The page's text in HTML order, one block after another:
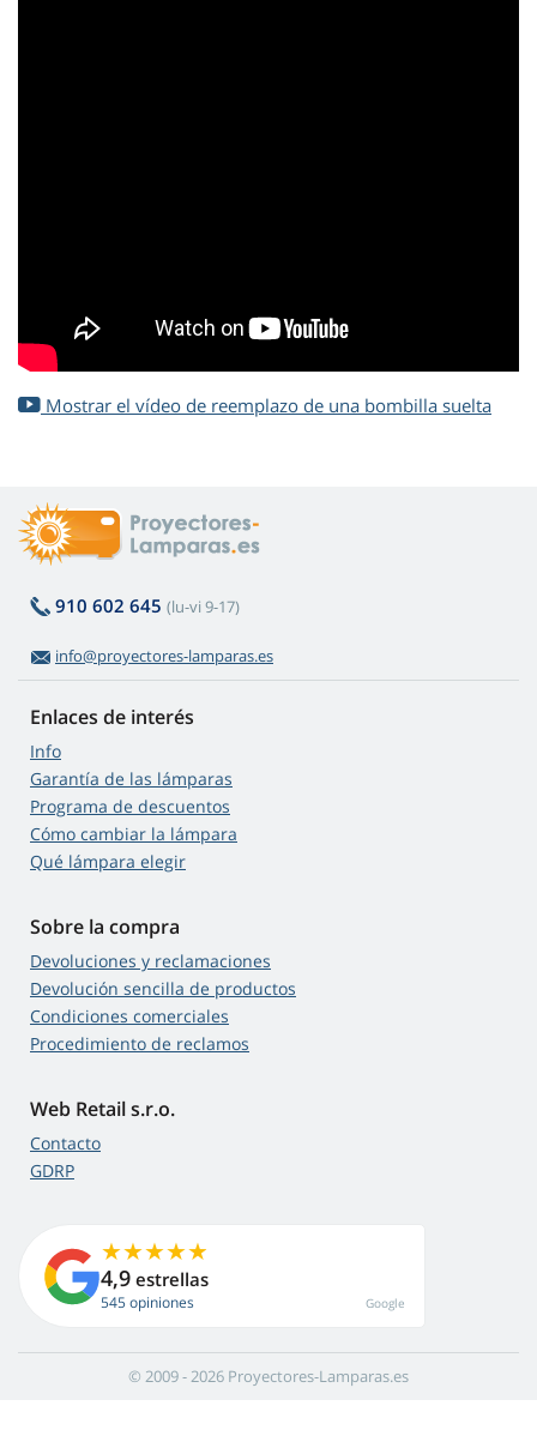
Mostrar el vídeo de reemplazo de una bombilla suelta
910 602 645 (lu-vi 9-17)
info@proyectores-lamparas.es
Enlaces de interés
Info
Garantía de las lámparas
Programa de descuentos
Cómo cambiar la lámpara
Qué lámpara elegir
Sobre la compra
Devoluciones y reclamaciones
Devolución sencilla de productos
Condiciones comerciales
Procedimiento de reclamos
Web Retail s.r.o.
Contacto
GDRP
4,9 estrellas
545 opiniones Google
© 2009 - 2026 Proyectores-Lamparas.es